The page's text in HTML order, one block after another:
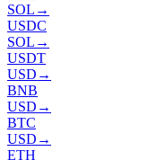
SOL →
USDC
SOL →
USDT
USD →
BNB
USD →
BTC
USD →
ETH